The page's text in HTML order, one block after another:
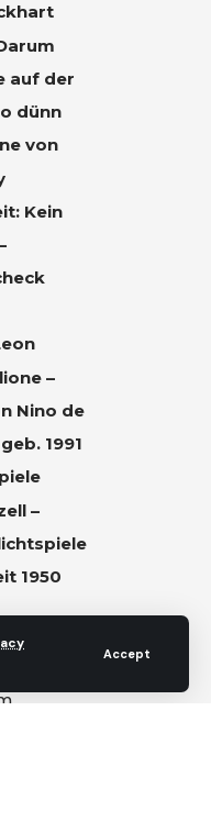
Accept
auf der
dünn
von
Kein
–
Nino de
1991
–
1950